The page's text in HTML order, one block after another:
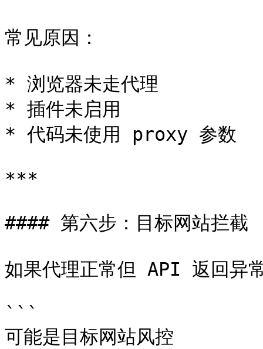
常见原因：
* 浏览器未走代理
* 插件未启用
* 代码未使用 proxy 参数
***
#### 第六步：目标网站拦截
如果代理正常但 API 返回异
```
可能是目标网站风控